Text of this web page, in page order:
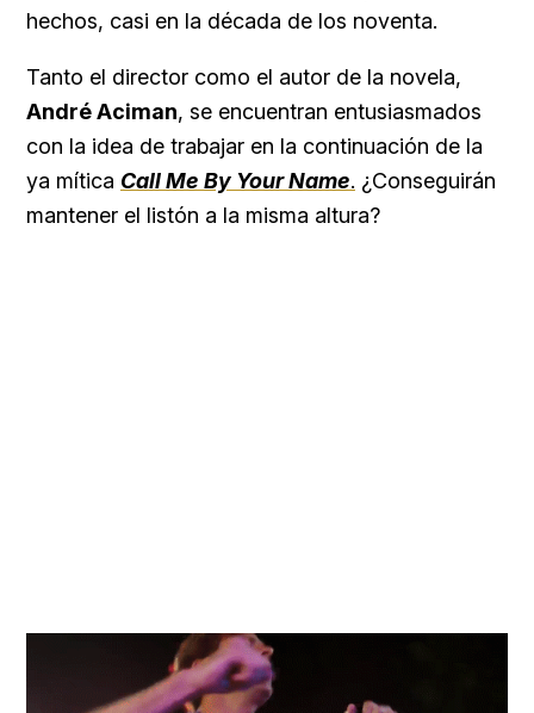
hechos, casi en la década de los noventa.
Tanto el director como el autor de la novela,
André Aciman, se encuentran entusiasmados
con la idea de trabajar en la continuación de la
ya mítica Call Me By Your Name. ¿Conseguirán
mantener el listón a la misma altura?